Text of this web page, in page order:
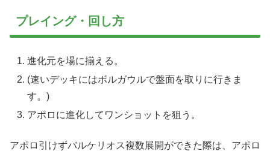
プレイング・回し方
進化元を場に揃える。
(速いデッキにはボルガウルで盤面を取りに行きま
す。)
アポロに進化してワンショットを狙う。
アポロ引けずバルケリオス複数展開ができた際は、アポロ